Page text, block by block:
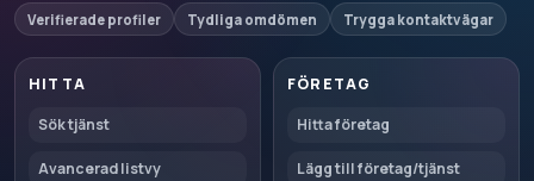
Verifierade profiler Tydliga omdömen Trygga kontaktvägar
HITTA
Sök tjänst
Avancerad listvy
FÖRETAG
Hitta företag
Lägg till företag/tjänst